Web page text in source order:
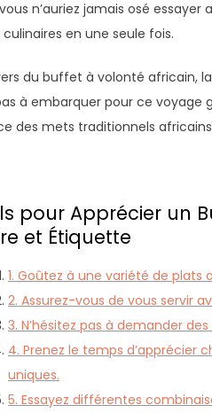
n’auriez jamais osé
en une seule fois.
du buffet à volonté africain,
à embarquer pour ce
des mets traditionnels
pour Apprécier un
et Étiquette
1. Goûtez à une variété de plats
2. Assurez-vous de vous servir
3. N’hésitez pas à demander
4. Prenez le temps d’apprécier
uniques.
5. Essayez différentes